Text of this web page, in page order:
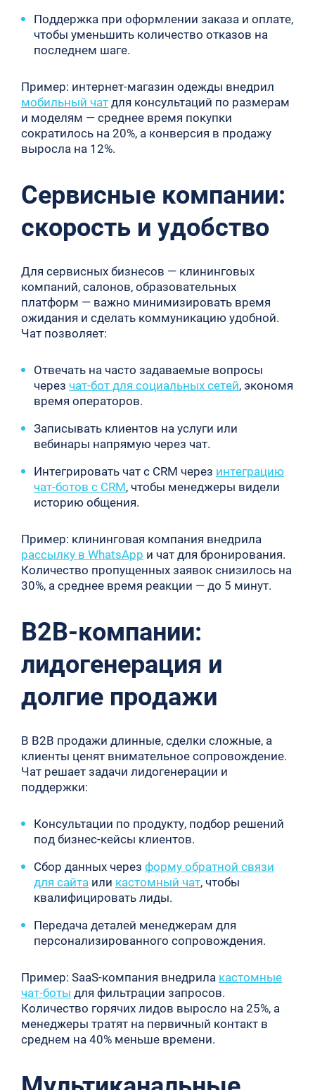
Поддержка при оформлении заказа и оплате,
чтобы уменьшить количество отказов на
последнем шаге.
Пример: интернет-магазин одежды внедрил
мобильный чатдля консультаций по размерам
и моделям — среднее время покупки
сократилось на 20%, а конверсия в продажу
выросла на 12%.
Сервисные компании:
скорость и удобство
Для сервисных бизнесов — клининговых
компаний, салонов, образовательных
платформ — важно минимизировать время
ожидания и сделать коммуникацию удобной.
Чат позволяет:
Отвечать на часто задаваемые вопросы
через чат-бот для социальных сетей, экономя
время операторов.
Записывать клиентов на услуги или
вебинары напрямую через чат.
Интегрировать чат с CRM через интеграцию
чат-ботов с CRM, чтобы менеджеры видели
историю общения.
Пример: клининговая компания внедрила
рассылку в WhatsApp и чат для бронирования.
Количество пропущенных заявок снизилось на
30%, а среднее время реакции — до 5 минут.
B2B-компании:
лидогенерация и
долгие продажи
В B2B продажи длинные, сделки сложные, а
клиенты ценят внимательное сопровождение.
Чат решает задачи лидогенерации и
поддержки:
Консультации по продукту, подбор решений
под бизнес-кейсы клиентов.
Сбор данных через форму обратной связи
для сайта или кастомный чат, чтобы
квалифицировать лиды.
Передача деталей менеджерам для
персонализированного сопровождения.
Пример: SaaS-компания внедрила кастомные
чат-боты для фильтрации запросов.
Количество горячих лидов выросло на 25%, а
менеджеры тратят на первичный контакт в
среднем на 40% меньше времени.